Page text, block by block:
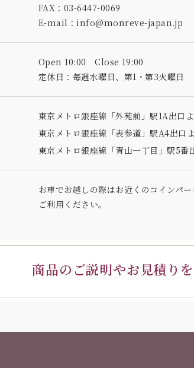
FAX：03-6447-0069
E-mail：info@monreve-japan.jp
Open 10:00 Close 19:00
定休日：毎週水曜日、 第1・第3火曜日
東京メトロ銀座線「外苑前」駅1A出口
東京メトロ銀座線「表参道」駅A4出口
東京メトロ銀座線「青山一丁目」駅5番
お車でお越しの際はお近くのコインパ
ご利用ください。
商品のご説明やお見積りを